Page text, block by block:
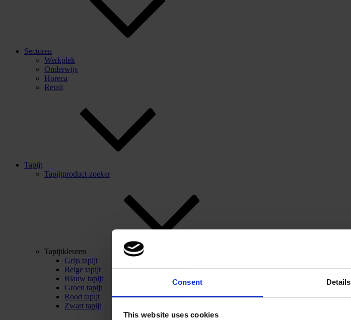
Consent Details
This website uses cookies
Sectoren
Werkplek
Onderwijs
Horeca
Retail
Tapijt
Tapijtproduct-zoeker
Tapijtkleuren
Grijs tapijt
Beige tapijt
Blauw tapijt
Groen tapijt
Rood tapijt
Zwart tapijt